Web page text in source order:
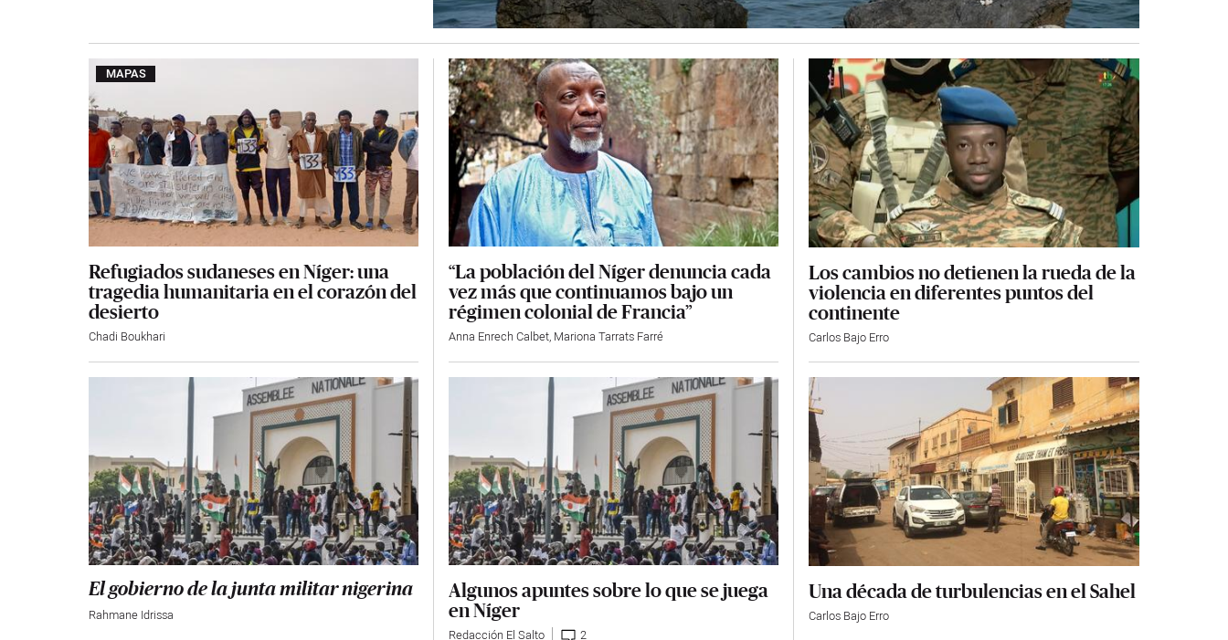
MAPAS
Refugiados sudaneses en Níger: una
tragedia humanitaria en el corazón del
desierto
Chadi Boukhari
“La población del Níger denuncia cada
vez más que continuamos bajo un
régimen colonial de Francia”
Anna Enrech Calbet, Mariona Tarrats Farré
Los cambios no detienen la rueda de la
violencia en diferentes puntos del
continente
Carlos Bajo Erro
El gobierno de la junta militar nigerina
Rahmane Idrissa
Algunos apuntes sobre lo que se juega
en Níger
Redacción El Salto 2
Una década de turbulencias en el Sahel
Carlos Bajo Erro